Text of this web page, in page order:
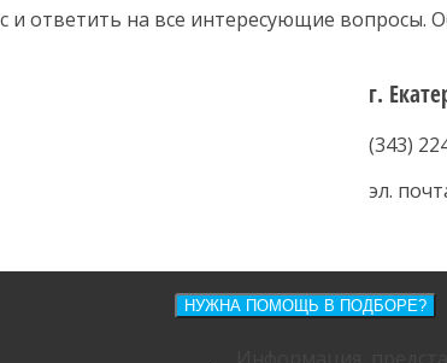
ответить на все интересующие вопросы.
г.
(343)
эл.
НУЖНА ПОМОЩЬ В ПОДБОРЕ?